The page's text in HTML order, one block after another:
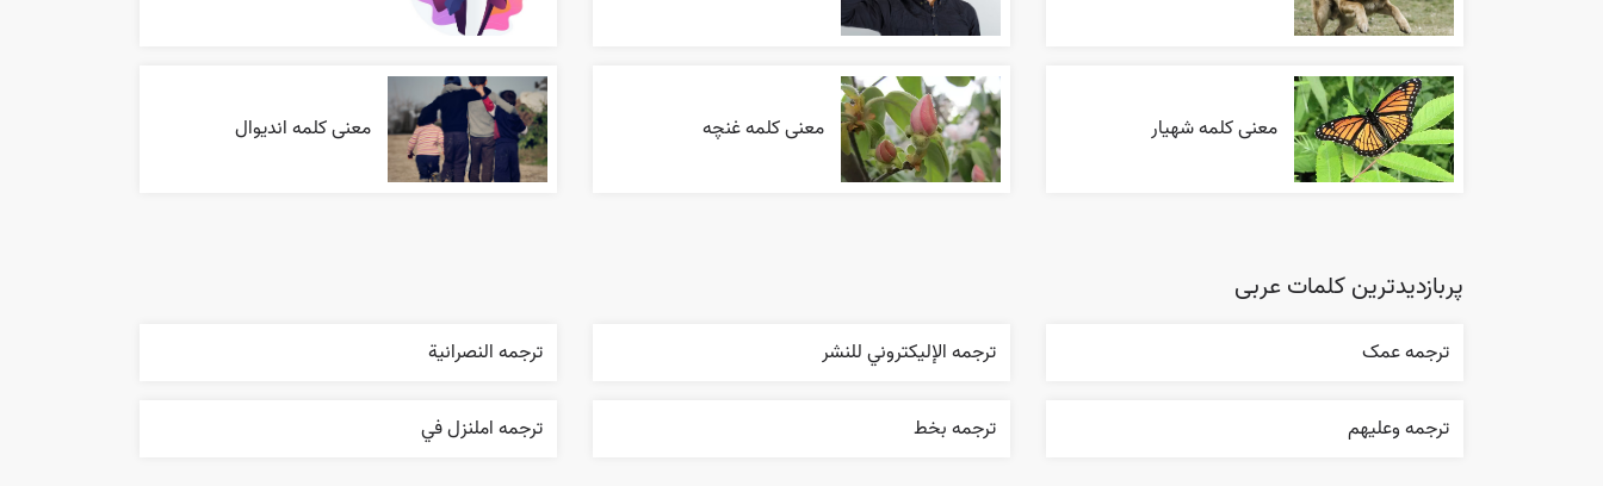
معنی کلمه شهیار معنی کلمه غنچه معنی کلمه اندیوال
پربازدیدترین کلمات عربی
ترجمه عمک ترجمه الإليکتروني للنشر ترجمه النصرانية
ترجمه وعليهم ترجمه بخط ترجمه املنزل في